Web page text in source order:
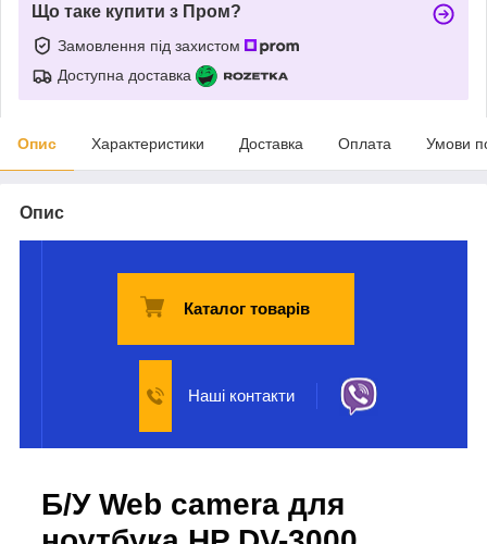
Що таке купити з Пром?
Замовлення під захистом
Доступна доставка
Опис Характеристики Доставка Оплата Умови
Опис
Каталог товарів
Наші контакти
Б/У Web camera для